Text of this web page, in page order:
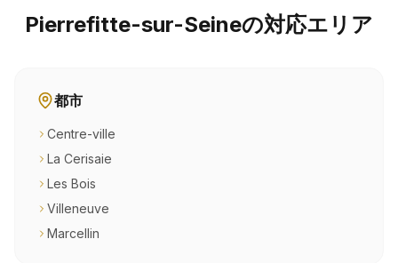
Pierrefitte-sur-Seineの対応エリア
都市
Centre-ville
La Cerisaie
Les Bois
Villeneuve
Marcellin